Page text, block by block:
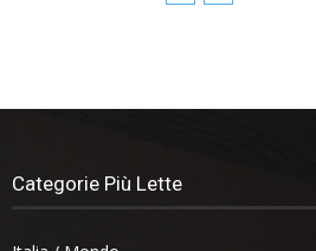
Categorie Più Lette